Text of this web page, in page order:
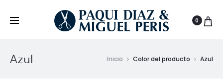
0
Azul Inicio Color del producto Azul